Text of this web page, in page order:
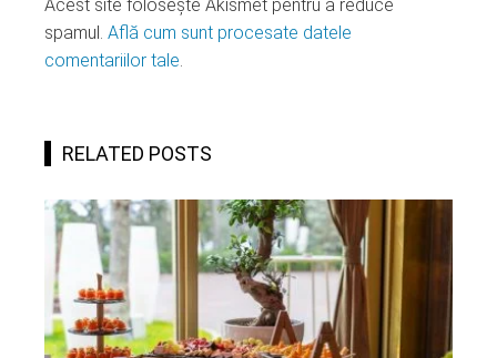
Acest site folosește Akismet pentru a reduce
spamul. Află cum sunt procesate datele
comentariilor tale.
RELATED POSTS